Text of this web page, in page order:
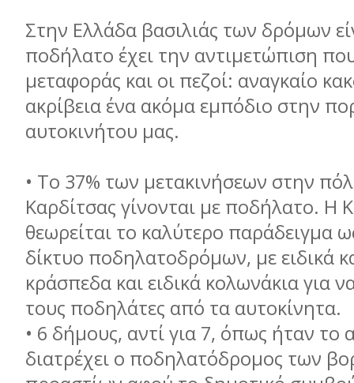
Στην Ελλάδα βασιλιάς των δρόμων
ποδήλατο έχει την αντιμετώπιση
μεταφοράς και οι πεζοί: αναγκαίο
ακρίβεια ένα ακόμα εμπόδιο στην
αυτοκινήτου μας.
• Το 37% των μετακινήσεων στην
Καρδίτσας γίνονται με ποδήλατο. Η
θεωρείται το καλύτερο παράδειγμα
δίκτυο ποδηλατοδρόμων, με ειδικά
κράσπεδα και ειδικά κολωνάκια για
τους ποδηλάτες από τα αυτοκίνητα.
• 6 δήμους, αντί για 7, όπως ήταν το
διατρέχει ο ποδηλατόδρομος των